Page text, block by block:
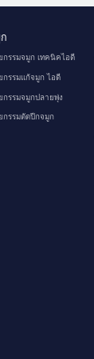
กรรมจมูก เทคนิคไอดี
กรรมแก้จมูก ไอดี
กรรมจมูกปลายพุ่ง
กรรมตัดปีกจมูก